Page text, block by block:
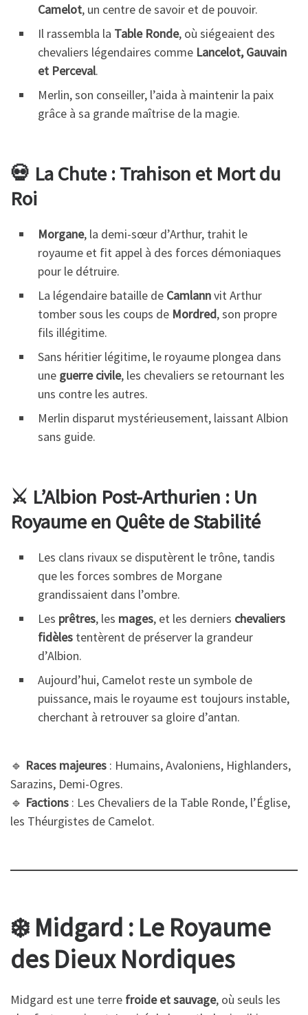
Camelot, un centre de savoir et de pouvoir.
Il rassembla la Table Ronde, où siégeaient des
chevaliers légendaires comme Lancelot, Gauvain
et Perceval.
Merlin, son conseiller, l’aida à maintenir la paix
grâce à sa grande maîtrise de la magie.
💀 La Chute : Trahison et Mort du
Roi
Morgane, la demi-sœur d’Arthur, trahit le
royaume et fit appel à des forces démoniaques
pour le détruire.
La légendaire bataille de Camlannvit Arthur
tomber sous les coups de Mordred, son propre
fils illégitime.
Sans héritier légitime, le royaume plongea dans
une guerre civile, les chevaliers se retournant les
uns contre les autres.
Merlin disparut mystérieusement, laissant Albion
sans guide.
⚔️ L’Albion Post-Arthurien : Un
Royaume en Quête de Stabilité
Les clans rivaux se disputèrent le trône, tandis
que les forces sombres de Morgane
grandissaient dans l’ombre.
Les prêtres, les mages, et les derniers chevaliers
fidèles tentèrent de préserver la grandeur
d’Albion.
Aujourd’hui, Camelot reste un symbole de
puissance, mais le royaume est toujours instable,
cherchant à retrouver sa gloire d’antan.
🔹 Races majeures : Humains, Avaloniens, Highlanders,
Sarazins, Demi-Ogres.
🔹 Factions : Les Chevaliers de la Table Ronde, l’Église,
les Théurgistes de Camelot.
❄️ Midgard : Le Royaume
des Dieux Nordiques
Midgard est une terre froide et sauvage, où seuls les